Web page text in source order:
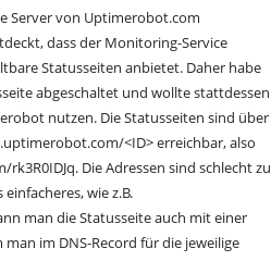
Server von Uptimerobot.com
dass der Monitoring-Service
Statusseiten anbietet. Daher habe
abgeschaltet und wollte stattdessen
nutzen. Die Statusseiten sind über
<ID> erreichbar, also
Die Adressen sind schlecht zu
wie z.B.
man die Statusseite auch mit einer
im DNS-Record für die jeweilige